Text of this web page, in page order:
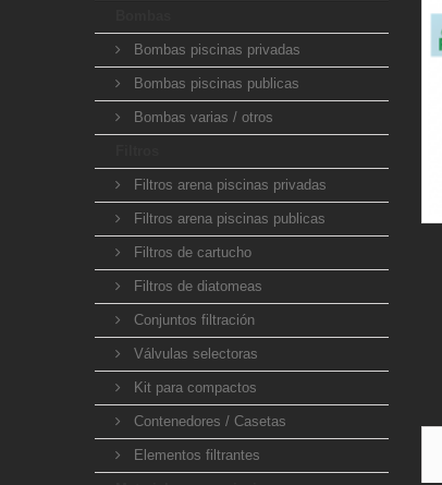
Bombas piscinas privadas
Bombas piscinas publicas
Bombas varias / otros
Filtros arena piscinas privadas
Filtros arena piscinas publicas
Filtros de cartucho
Filtros de diatomeas
Conjuntos filtración
Válvulas selectoras
Kit para compactos
Contenedores / Casetas
Elementos filtrantes